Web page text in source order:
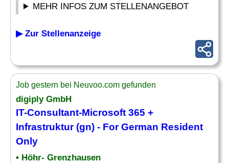
MEHR INFOS ZUM STELLENANGEBOT
▶ Zur Stellenanzeige
Job gestern bei Neuvoo.com gefunden
digiply GmbH
IT-Consultant-Microsoft 365 +
Infrastruktur (gn) - For German Resident
Only
• Höhr- Grenzhausen